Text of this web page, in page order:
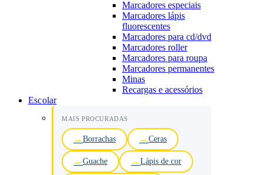
Marcadores especiais
Marcadores lápis
fluorescentes
Marcadores para cd/dvd
Marcadores roller
Marcadores para roupa
Marcadores permanentes
Minas
Recargas e acessórios
Escolar
MAIS PROCURADAS
Borrachas Ceras
Guache Lápis de cor